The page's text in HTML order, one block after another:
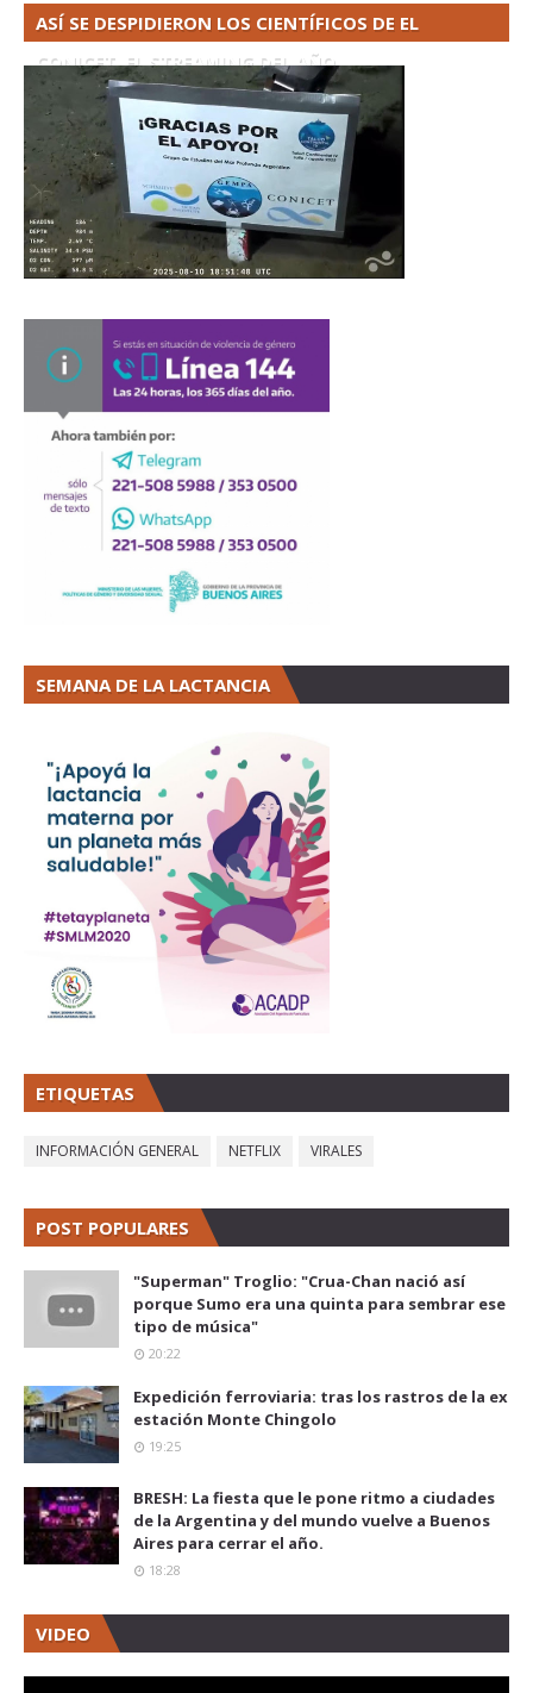
ASÍ SE DESPIDIERON LOS CIENTÍFICOS DE EL
CONICET. EL STREAMING DEL AÑO
SEMANA DE LA LACTANCIA
ETIQUETAS
INFORMACIÓN GENERAL NETFLIX VIRALES
POST POPULARES
"Superman" Troglio: "Crua-Chan nació así
porque Sumo era una quinta para sembrar ese
tipo de música"
20:22
Expedición ferroviaria: tras los rastros de la ex
estación Monte Chingolo
19:25
BRESH: La fiesta que le pone ritmo a ciudades
de la Argentina y del mundo vuelve a Buenos
Aires para cerrar el año.
18:28
VIDEO